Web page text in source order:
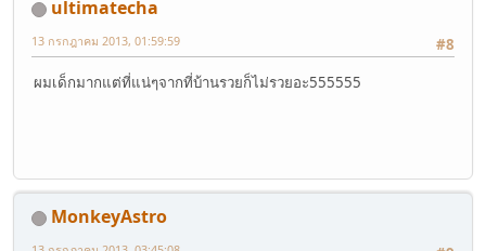
ultimatecha
#8
13 กรกฎาคม 2013, 01:59:59
ผมเด็กมากแต่ที่แน่ๆจากที่บ้านรวยก็ไม่รวยอะ555555
MonkeyAstro